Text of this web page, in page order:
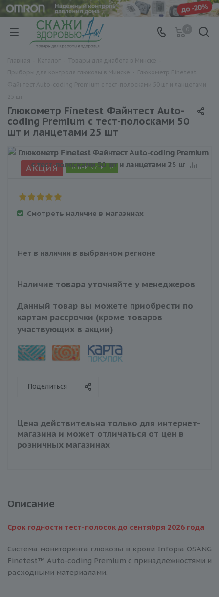
Глюкометр Finetest Файнтест Auto-
coding Premium с тест-полосками 50
шт и ланцетами 25 шт
АКЦИЯ УСПЕЙ КУПИТЬ!
Смотреть наличие в магазинах
Нет в наличии в выбранном регионе
Наличие товара уточняйте у менеджеров
Данный товар вы можете приобрести по
картам рассрочки (кроме товаров
участвующих в акции)
Поделиться
Цена действительна только для интернет-
магазина и может отличаться от цен в
розничных магазинах
Описание
Срок годности тест-полосок до сентября 2026 года
Система мониторинга глюкозы в крови Infopia OSANG
Finetest™ Auto-coding Premium с принадлежностями и
расходными материалами.